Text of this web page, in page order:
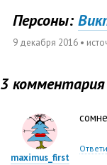
Персоны:
9 декабря 2016 •
3 комментария
maximus_first